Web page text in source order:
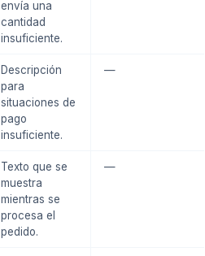
envía una
cantidad
insuficiente.
Descripción
para
situaciones de
pago
insuficiente.
—
Texto que se
muestra
mientras se
procesa el
pedido.
—